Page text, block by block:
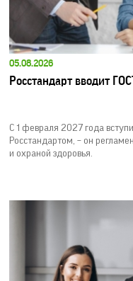
05.08.2026
Росстандарт вводит
С 1 февраля 2027 года
Росстандартом, – он
и охраной здоровья.